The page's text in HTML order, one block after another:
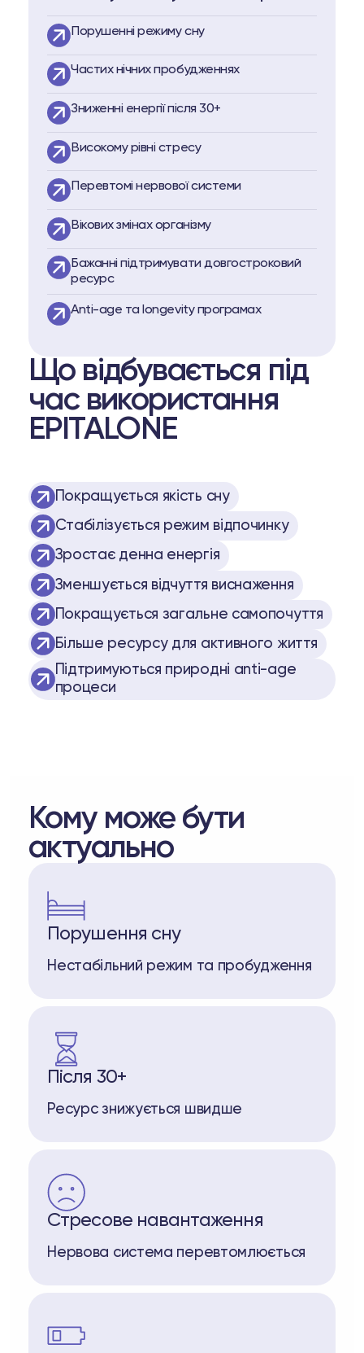
Порушенні режиму сну
Частих нічних пробудженнях
Зниженні енергії після 30+
Високому рівні стресу
Перевтомі нервової системи
Вікових змінах організму
Бажанні підтримувати довгостроковий
ресурс
Аnti-age та longevity програмах
Що відбувається під
час використання
EPITALONE
Покращується якість сну
Стабілізується режим відпочинку
Зростає денна енергія
Зменшується відчуття виснаження
Покращується загальне самопочуття
Більше ресурсу для активного життя
Підтримуються природні anti-age
процеси
Кому може бути
актуально
Порушення сну
Нестабільний режим та пробудження
Після 30+
Ресурс знижується швидше
Стресове навантаження
Нервова система перевтомлюється